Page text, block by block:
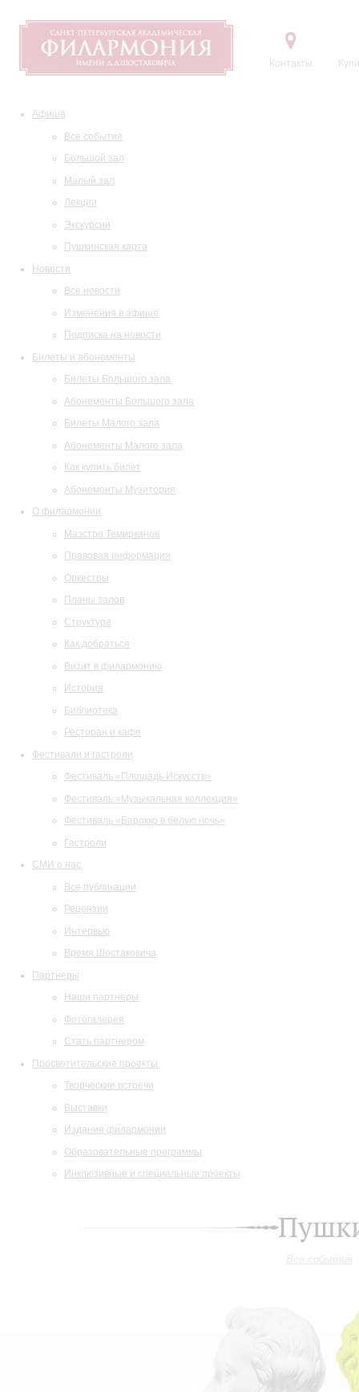
Контакты
Афиша
Все события
Большой зал
Малый зал
Лекции
Экскурсии
Пушкинская карта
Новости
Все новости
Изменения в афише
Подписка на новости
Билеты и абонементы
Билеты Большого зала
Абонементы Большого зала
Билеты Малого зала
Абонементы Малого зала
Как купить билет
Абонементы Музитория
О филармонии
Маэстро Темирканов
Правовая информация
Оркестры
Планы залов
Структура
Как добраться
Визит в филармонию
История
Библиотека
Ресторан и кафе
Фестивали и гастроли
Фестиваль «Площадь Искусств»
Фестиваль «Музыкальная коллекция»
Фестиваль «Барокко в белую ночь»
Гастроли
СМИ о нас
Все публикации
Рецензии
Интервью
Время Шостаковича
Партнеры
Наши партнеры
Фотогалерея
Стать партнером
Просветительские проекты
Творческие встречи
Выставки
Издания филармонии
Образовательные программы
Инклюзивные и специальные проекты
Все события